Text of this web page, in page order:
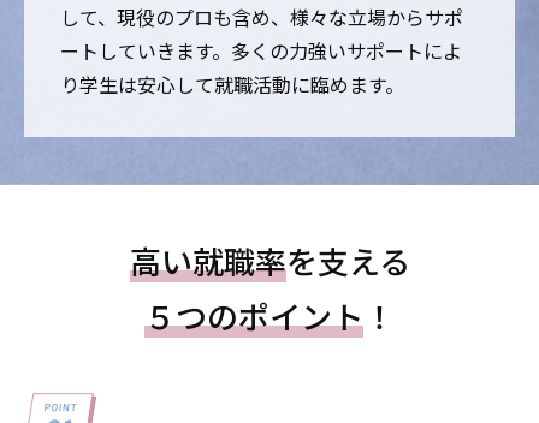
して、現役のプロも含め、様々な立場からサポ
ートしていきます。多くの力強いサポートによ
り学生は安心して就職活動に臨めます。
高い就職率を支える
５つのポイント ！